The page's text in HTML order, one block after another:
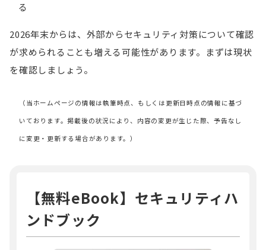
る
2026年末からは、外部からセキュリティ対策について確認
が求められることも増える可能性があります。まずは現状
を確認しましょう。
（当ホームページの情報は執筆時点、もしくは更新日時点の情報に基づ
いております。掲載後の状況により、内容の変更が生じた際、予告なし
に変更・更新する場合があります。）
【無料eBook】セキュリティハ
ンドブック